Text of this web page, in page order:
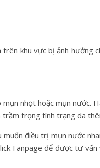
khu vực bị ảnh hưởng
nhọt hoặc mụn nước.
trầm trọng tình trạng da
muốn điều trị mụn nước
Fanpage để được tư vấn